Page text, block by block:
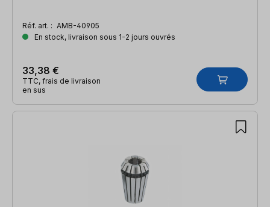
Réf. art. : AMB-40905
En stock, livraison sous 1-2 jours ouvrés
33,38 €
TTC, frais de livraison
en sus